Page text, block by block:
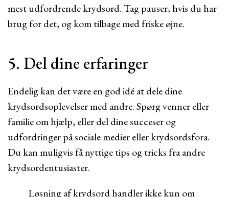
mest udfordrende krydsord. Tag pauser, hvis du har
brug for det, og kom tilbage med friske øjne.
5. Del dine erfaringer
Endelig kan det være en god idé at dele dine
krydsordsoplevelser med andre. Spørg venner eller
familie om hjælp, eller del dine succeser og
udfordringer på sociale medier eller krydsordsfora.
Du kan muligvis få nyttige tips og tricks fra andre
krydsordentusiaster.
Løsning af krydsord handler ikke kun om